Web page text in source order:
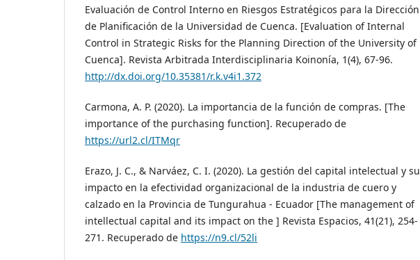
Evaluación de Control Interno en Riesgos Estratégicos para la Dirección
de Planificación de la Universidad de Cuenca. [Evaluation of Internal
Control in Strategic Risks for the Planning Direction of the University of
Cuenca]. Revista Arbitrada Interdisciplinaria Koinonía, 1(4), 67-96.
http://dx.doi.org/10.35381/r.k.v4i1.372
Carmona, A. P. (2020). La importancia de la función de compras. [The
importance of the purchasing function]. Recuperado de
https://url2.cl/ITMqr
Erazo, J. C., & Narváez, C. I. (2020). La gestión del capital intelectual y su
impacto en la efectividad organizacional de la industria de cuero y
calzado en la Provincia de Tungurahua - Ecuador [The management of
intellectual capital and its impact on the ] Revista Espacios, 41(21), 254-
271. Recuperado de https://n9.cl/52li